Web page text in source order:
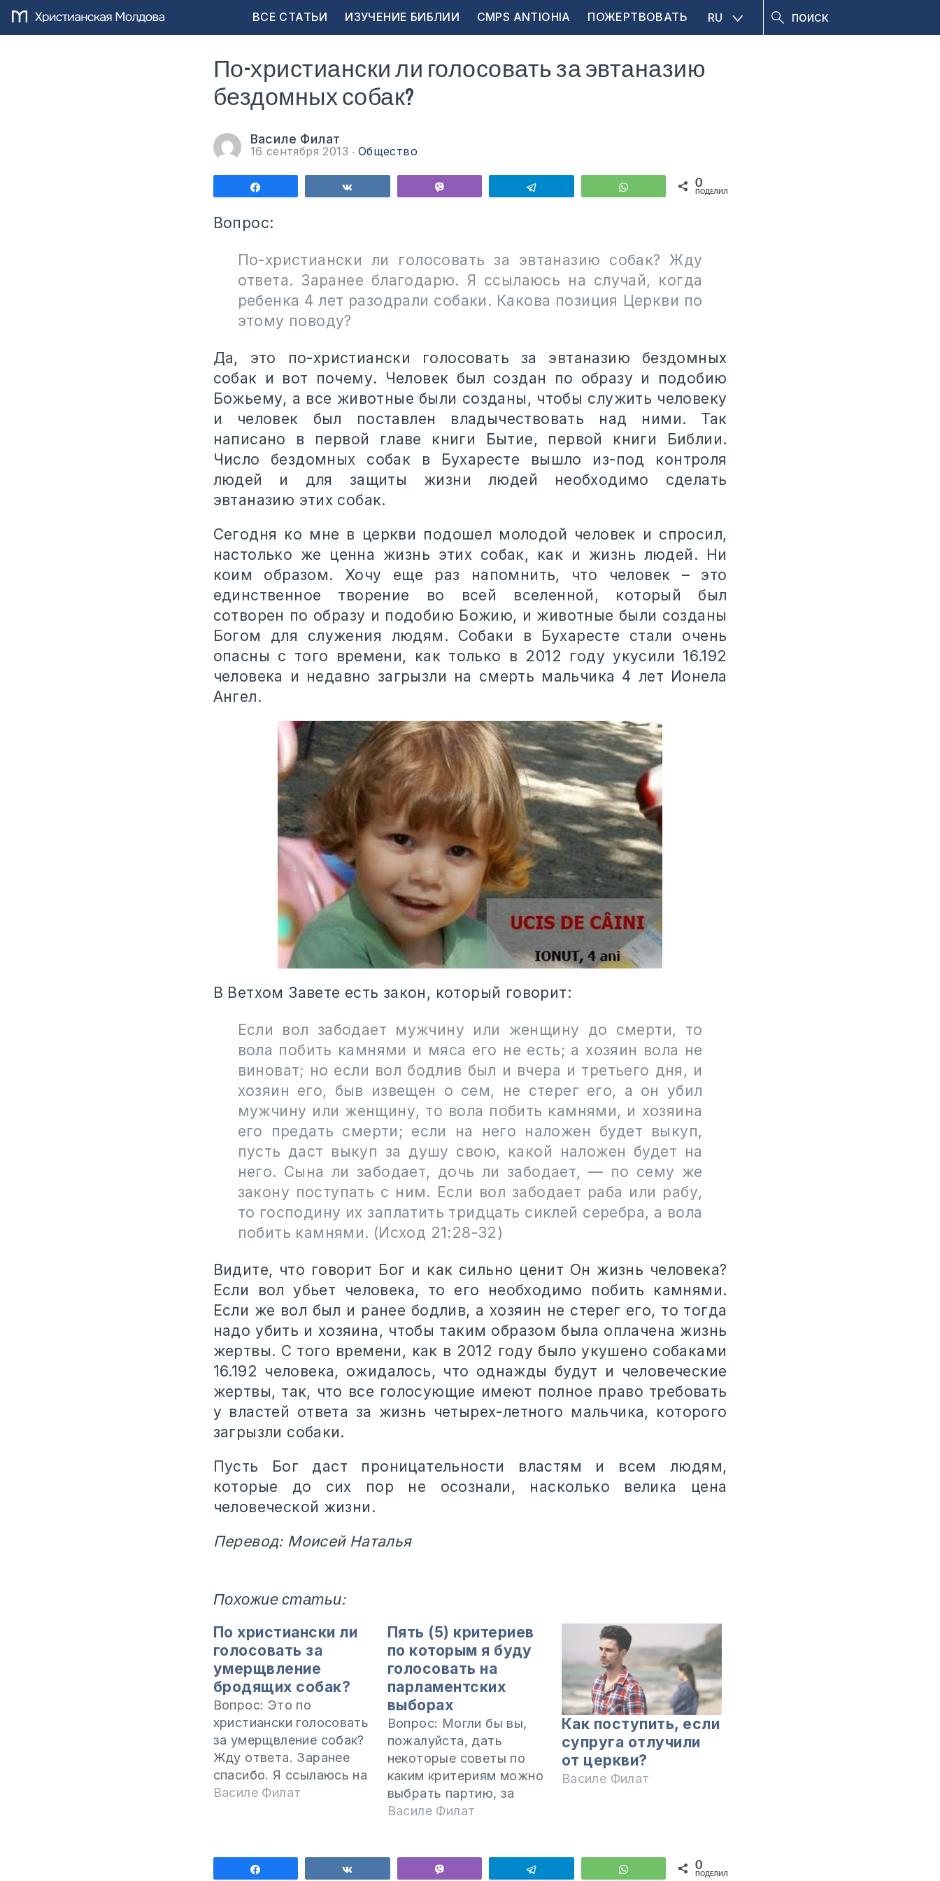
ВСЕ СТАТЬИ ИЗУЧЕНИЕ БИБЛИИ CMPS ANTIOHIA ПОЖЕРТВОВАТЬ RU
По-христиански ли голосовать за эвтаназию
бездомных собак?
Василе Филат
16 сентября 2013 Общество
WhatsApp 0
ПОДЕЛИЛИСЬ
Вопрос:
По-христиански ли голосовать за эвтаназию собак? Жду
ответа. Заранее благодарю. Я ссылаюсь на случай, когда
ребенка 4 лет разодрали собаки. Какова позиция Церкви по
этому поводу?
Да, это по-христиански голосовать за эвтаназию бездомных
собак и вот почему. Человек был создан по образу и подобию
Божьему, а все животные были созданы, чтобы служить человеку
и человек был поставлен владычествовать над ними. Так
написано в первой главе книги Бытие, первой книги Библии.
Число бездомных собак в Бухаресте вышло из-под контроля
людей и для защиты жизни людей необходимо сделать
эвтаназию этих собак.
Сегодня ко мне в церкви подошел молодой человек и спросил,
настолько же ценна жизнь этих собак, как и жизнь людей. Ни
коим образом. Хочу еще раз напомнить, что человек – это
единственное творение во всей вселенной, который был
сотворен по образу и подобию Божию, и животные были созданы
Богом для служения людям. Собаки в Бухаресте стали очень
опасны с того времени, как только в 2012 году укусили 16.192
человека и недавно загрызли на смерть мальчика 4 лет Ионела
Ангел.
В Ветхом Завете есть закон, который говорит:
Если вол забодает мужчину или женщину до смерти, то
вола побить камнями и мяса его не есть; а хозяин вола не
виноват; но если вол бодлив был и вчера и третьего дня, и
хозяин его, быв извещен о сем, не стерег его, а он убил
мужчину или женщину, то вола побить камнями, и хозяина
его предать смерти; если на него наложен будет выкуп,
пусть даст выкуп за душу свою, какой наложен будет на
него. Сына ли забодает, дочь ли забодает, — по сему же
закону поступать с ним. Если вол забодает раба или рабу,
то господину их заплатить тридцать сиклей серебра, а вола
побить камнями. (Исход 21:28-32)
Видите, что говорит Бог и как сильно ценит Он жизнь человека?
Если вол убьет человека, то его необходимо побить камнями.
Если же вол был и ранее бодлив, а хозяин не стерег его, то тогда
надо убить и хозяина, чтобы таким образом была оплачена жизнь
жертвы. С того времени, как в 2012 году было укушено собаками
16.192 человека, ожидалось, что однажды будут и человеческие
жертвы, так, что все голосующие имеют полное право требовать
у властей ответа за жизнь четырех-летного мальчика, которого
загрызли собаки.
Пусть Бог даст проницательности властям и всем людям,
которые до сих пор не осознали, насколько велика цена
человеческой жизни.
Перевод: Моисей Наталья
Похожие статьи:
По христиански ли
голосовать за
умерщвление
бродящих собак?
Вопрос: Это по
христиански голосовать
за умерщвление собак?
Жду ответа. Заранее
спасибо. Я ссылаюсь на
случай, когда 4-х летний
относительно этого?
Василе Филат
Пять (5) критериев
по которым я буду
голосовать на
парламентских
выборах
Вопрос: Могли бы вы,
пожалуйста, дать
некоторые советы по
каким критериям можно
выбрать партию, за
которую я смогу отдать
проголосовал именно за
Василе Филат
Как поступить, если
супруга отлучили
от церкви?
Василе Филат
WhatsApp 0
ПОДЕЛИЛИСЬ